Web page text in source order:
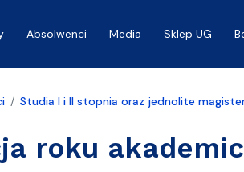
Absolwenci Media Sklep UG
Studia I i II stopnia oraz jednolite
roku